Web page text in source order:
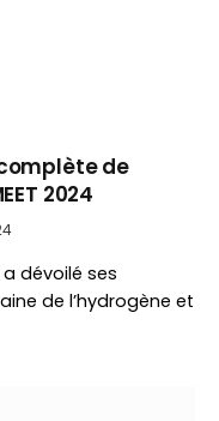
de
2024
dévoilé ses
de l’hydrogène et